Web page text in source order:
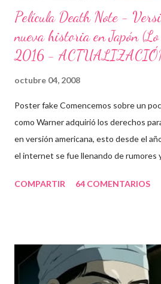
Película Death Note -
nueva historia en Japón
2016 -
octubre 04, 2008
Poster fake Comencemos sobre un
como Warner adquirió los derechos
en versión americana, esto desde el
el internet se fue llenando de rumores
de ellos fueron una verdadera
no es algo que será pronto. No es
voy a interpretar, así será. Fue una idea
COMPARTIR 64 COMENTARIOS